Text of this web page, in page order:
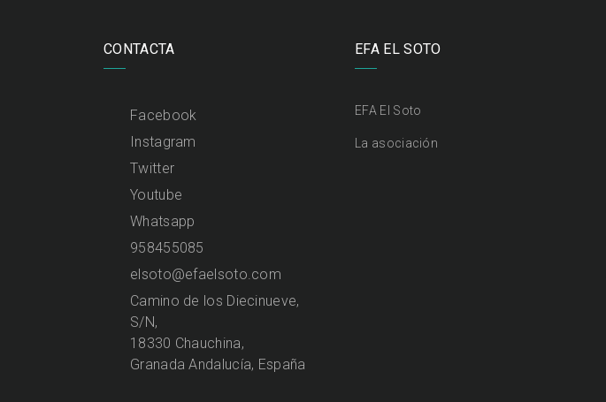
CONTACTA
Facebook
Instagram
Twitter
Youtube
Whatsapp
958455085
elsoto@efaelsoto.com
Camino de los Diecinueve,
S/N,
18330 Chauchina,
Granada Andalucía, España
EFA EL SOTO
EFA El Soto
La asociación